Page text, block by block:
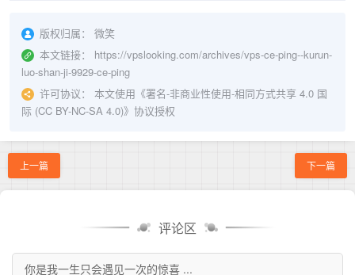
版权归属：
微笑
本文链接：
https://vpslooking.com/archives/vps-ce-ping--kurun-
luo-shan-ji-9929-ce-ping
许可协议：
本文使用《署名-非商业性使用-相同方式共享 4.0 国
际 (CC BY-NC-SA 4.0)》协议授权
上一篇 下一篇
评论区